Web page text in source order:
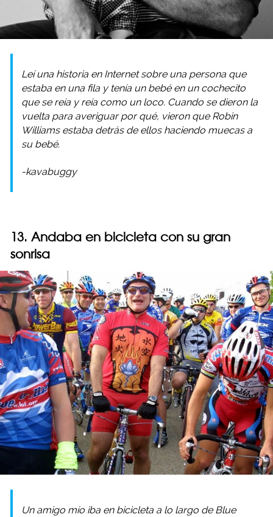
Leí una historia en Internet sobre una persona que
estaba en una fila y tenía un bebé en un cochecito
que se reía y reía como un loco. Cuando se dieron la
vuelta para averiguar por qué, vieron que Robin
Williams estaba detrás de ellos haciendo muecas a
su bebé.
-kavabuggy
13. Andaba en bicicleta con su gran
sonrisa
Un amigo mío iba en bicicleta a lo largo de Blue